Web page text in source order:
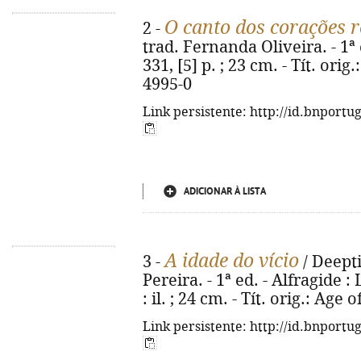
2 - O canto dos corações
trad. Fernanda Oliveira. - 1ª
331, [5] p. ; 23 cm. - Tít.
4995-0
Link persistente: http://
ADICIONAR À LISTA
3 -A idade do vício /
Pereira. - 1ª ed. - Alfragide :
: il. ; 24 cm. - Tít. orig.: Age
Link persistente: http://